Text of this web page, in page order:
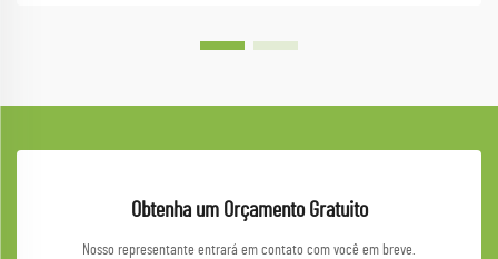
Obtenha um Orçamento Gratuito
Nosso representante entrará em contato com você em breve.